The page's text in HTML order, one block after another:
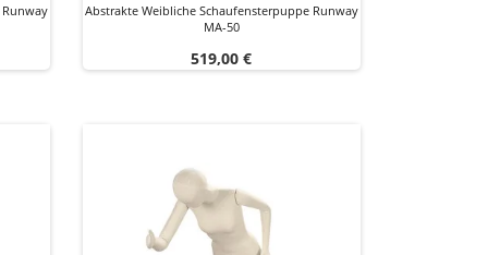
Abstrakte Weibliche Schaufensterpuppe Runway
MA-50
Preis
519,00 €